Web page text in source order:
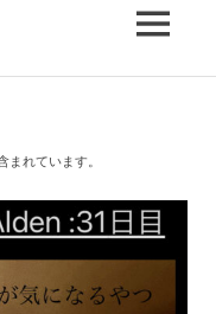
MENU
れています。